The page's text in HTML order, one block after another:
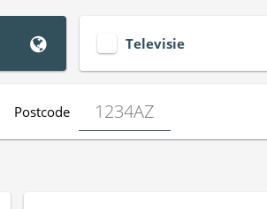
Televisie
Postcode